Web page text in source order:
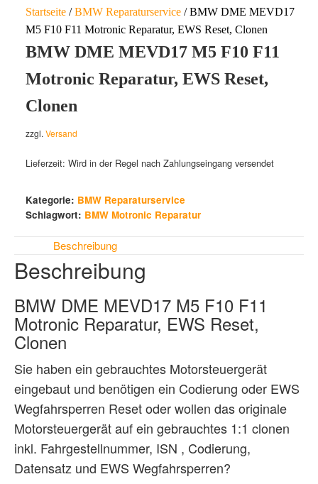
Startseite /BMW Reparaturservice / BMW DME MEVD17
M5 F10 F11 Motronic Reparatur, EWS Reset, Clonen
BMW DME MEVD17 M5 F10 F11
Motronic Reparatur, EWS Reset,
Clonen
zzgl.Versand
Lieferzeit: Wird in der Regel nach Zahlungseingang versendet
Kategorie: BMW Reparaturservice
Schlagwort: BMW Motronic Reparatur
Beschreibung
Beschreibung
BMW DME MEVD17 M5 F10 F11
Motronic Reparatur, EWS Reset,
Clonen
Sie haben ein gebrauchtes Motorsteuergerät
eingebaut und benötigen ein Codierung oder EWS
Wegfahrsperren Reset oder wollen das originale
Motorsteuergerät auf ein gebrauchtes 1:1 clonen
inkl. Fahrgestellnummer, ISN , Codierung,
Datensatz und EWS Wegfahrsperren?